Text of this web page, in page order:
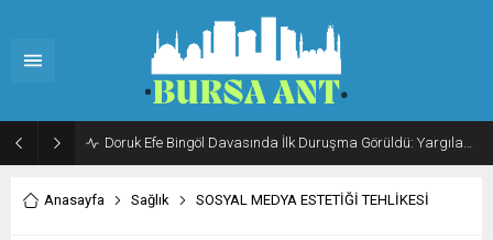
Doruk Efe Bingöl Davasında İlk Duruşma Görüldü: Yargılama 20 Ekim 2026’ya Ertelendi
Anasayfa Sağlık SOSYAL MEDYA ESTETİĞİ TEHLİKESİ